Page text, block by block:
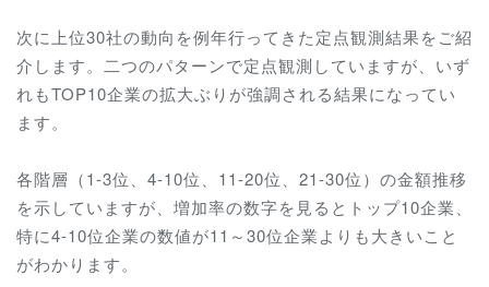
次に上位30社の動向を例年行ってきた定点観測結果をご紹
介します。二つのパターンで定点観測していますが、いず
れもTOP10企業の拡大ぶりが強調される結果になってい
ます。
各階層（1-3位、4-10位、11-20位、21-30位）の金額推移
を示していますが、増加率の数字を見るとトップ10企業、
特に4-10位企業の数値が11～30位企業よりも大きいこと
がわかります。